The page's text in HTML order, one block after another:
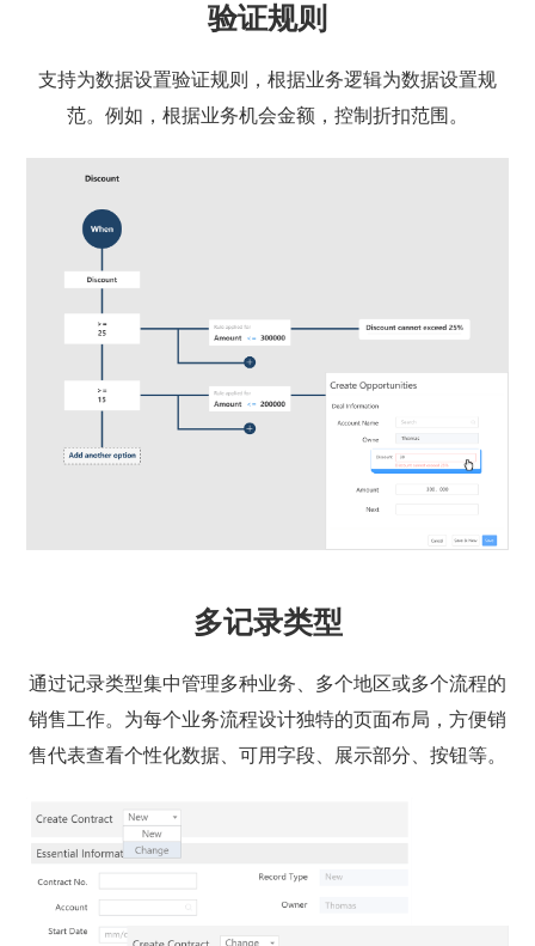
验证规则
支持为数据设置验证规则，根据业务逻辑为数据设置规
范。例如，根据业务机会金额，控制折扣范围。
多记录类型
通过记录类型集中管理多种业务、多个地区或多个流程的
销售工作。为每个业务流程设计独特的页面布局，方便销
售代表查看个性化数据、可用字段、展示部分、按钮等。